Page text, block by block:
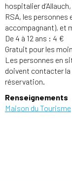
hospitalier
RSA, les
accompagnant), et
De 4 à 12 ans : 4 €
Gratuit pour les
Les personnes en
doivent contacter
réservation.
Renseignements
Maison du Tourisme